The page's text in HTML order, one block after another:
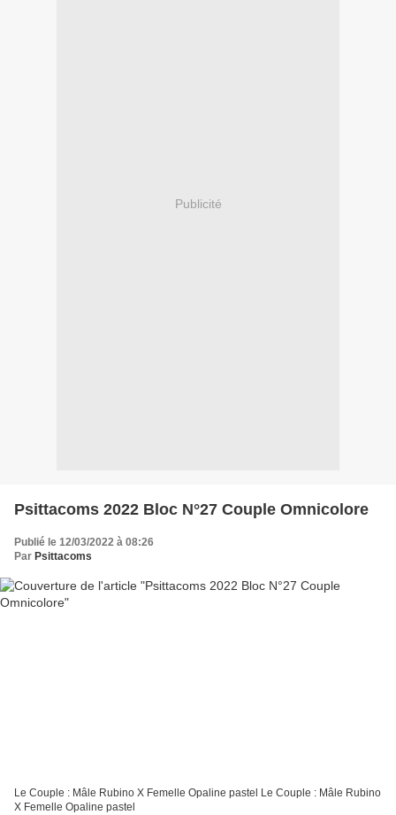
Publicité
Psittacoms 2022 Bloc N°27 Couple Omnicolore
Publié le 12/03/2022 à 08:26
Par Psittacoms
Le Couple : Mâle Rubino X Femelle Opaline pastel Le Couple : Mâle Rubino
X Femelle Opaline pastel